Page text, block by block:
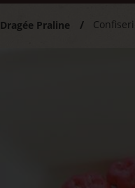
Dragée Praline